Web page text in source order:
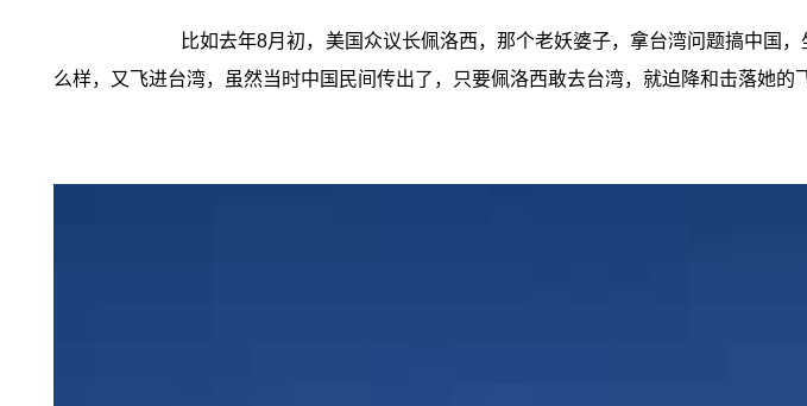
比如去年8月初，美国众议长佩洛西，那个老妖婆子，拿台湾问题搞中国
么样，又飞进台湾，虽然当时中国民间传出了，只要佩洛西敢去台湾，就迫降和击落她